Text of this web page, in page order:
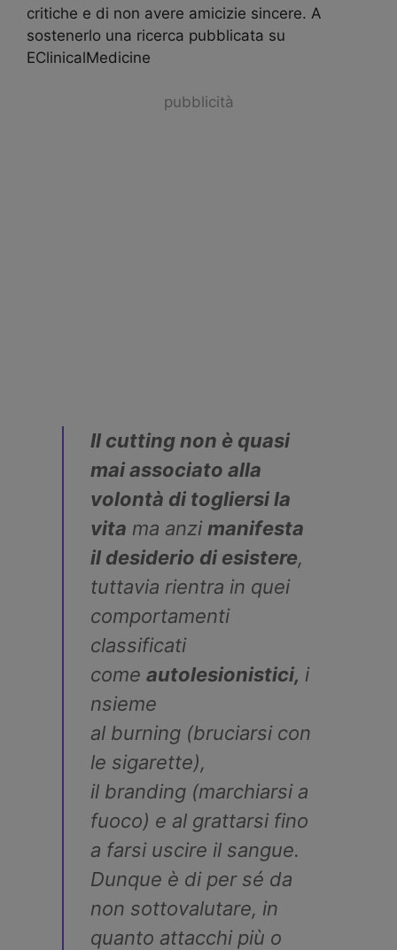
critiche e di non avere amicizie sincere. A
sostenerlo una ricerca pubblicata su
EClinicalMedicine
pubblicità
Il cutting non è quasi
mai associato alla
volontà di togliersi la
vita ma anzimanifesta
il desiderio di esistere,
tuttavia rientra in quei
comportamenti
classificati
come autolesionistici, i
nsieme
al burning (bruciarsi con
le sigarette),
il branding (marchiarsi a
fuoco) e al grattarsifino
a farsi uscire il sangue.
Dunque è di per sé da
non sottovalutare, in
quanto attacchi più o